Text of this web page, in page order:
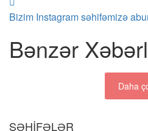
Bizim Instagram səhifəmizə
Bənzər
Daha
SƏHİFƏLƏR